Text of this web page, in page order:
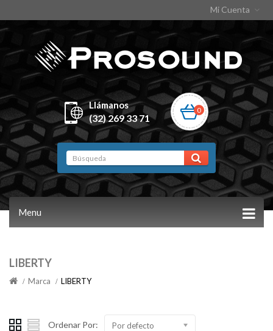
Mi Cuenta
Llámanos
(32) 269 33 71
0
Menu
LIBERTY
Marca LIBERTY
Ordenar Por: Por defecto